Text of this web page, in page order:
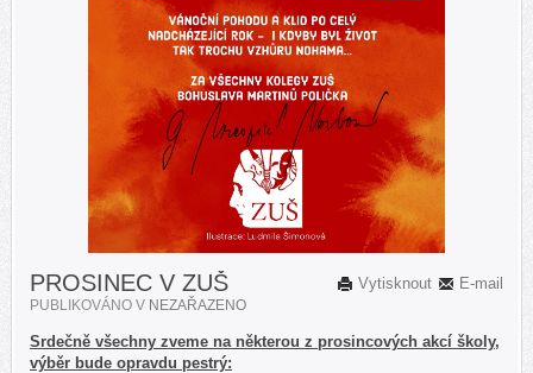
E-mail
Vytisknout
PROSINEC V ZUŠ
PUBLIKOVÁNO V NEZAŘAZENO
Srdečně všechny zveme na některou z prosincových akcí školy,
výběr bude opravdu pestrý: